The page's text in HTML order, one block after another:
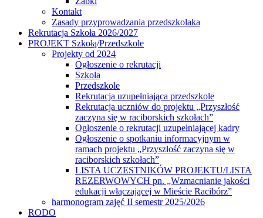
Kontakt
Zasady przyprowadzania przedszkolaka
Rekrutacja Szkoła 2026/2027
PROJEKT Szkołą/Przedszkole
Projekty od 2024
Ogłoszenie o rekrutacji
Szkoła
Przedszkole
Rekrutacja uzupełniająca przedszkole
Rekrutacja uczniów do projektu „Przyszłość
zaczyna się w raciborskich szkołach”
Ogłoszenie o rekrutacji uzupełniającej kadry
Ogłoszenie o spotkaniu informacyjnym w
ramach projektu „Przyszłość zaczyna się w
raciborskich szkołach”
LISTA UCZESTNIKÓW PROJEKTU/LISTA
REZERWOWYCH pn. „Wzmacnianie jakości
edukacji włączającej w Mieście Racibórz”
harmonogram zajęć II semestr 2025/2026
RODO